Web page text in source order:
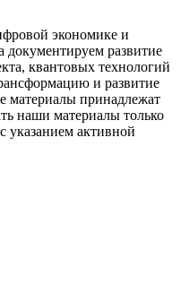
экономике и
документируем развитие
квантовых технологий
и развитие
материалы принадлежат
наши материалы только
указанием активной